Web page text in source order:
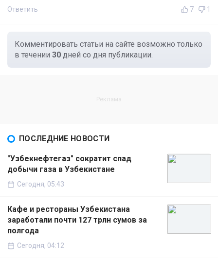
Ответить 7 1
Комментировать статьи на сайте возможно только
в течении 30 дней со дня публикации.
ПОСЛЕДНИЕ НОВОСТИ
"Узбекнефтегаз" сократит спад
добычи газа в Узбекистане
Сегодня, 05:43
Кафе и рестораны Узбекистана
заработали почти 127 трлн сумов за
полгода
Сегодня, 04:12